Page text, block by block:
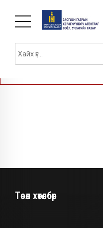
A PHP Error was
Severity: Notice
Message: Undefined index:
Filename: views/pages.php
Төсөл хөтөлбөр